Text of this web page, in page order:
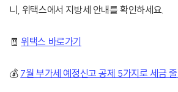
니, 위택스에서 지방세 안내를 확인하세요.
🧾 위택스 바로가기
💰 7월 부가세 예정신고 공제 5가지로 세금 줄